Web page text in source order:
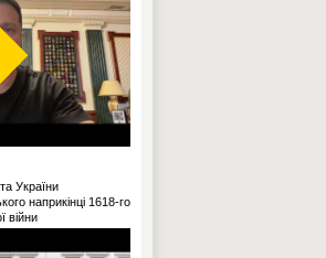
України
наприкінці 1618-го
війни